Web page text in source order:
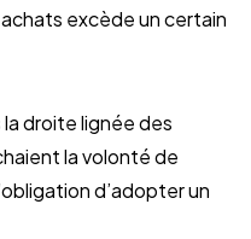
excède un certain
droite lignée des
la volonté de
d’adopter un